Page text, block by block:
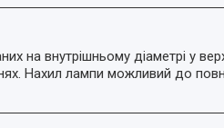
внутрішньому діаметрі у
Нахил лампи можливий до